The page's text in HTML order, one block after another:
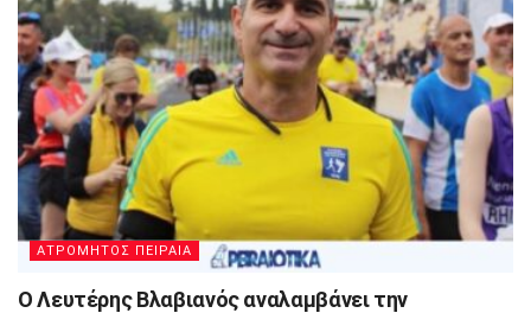
ΑΤΡΟΜΗΤΟΣ ΠΕΙΡΑΙΑ
Ο Λευτέρης Βλαβιανός αναλαμβάνει την